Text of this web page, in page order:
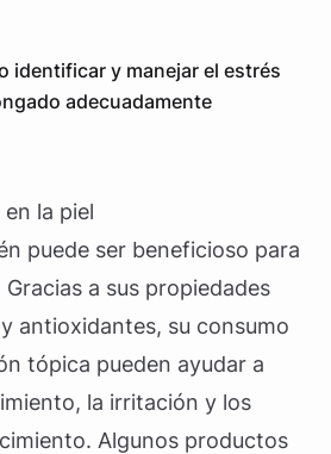
identificar y manejar el estrés
adecuadamente
la piel
puede ser beneficioso para
Gracias a sus propiedades
antioxidantes, su consumo
tópica pueden ayudar a
la irritación y los
Algunos productos